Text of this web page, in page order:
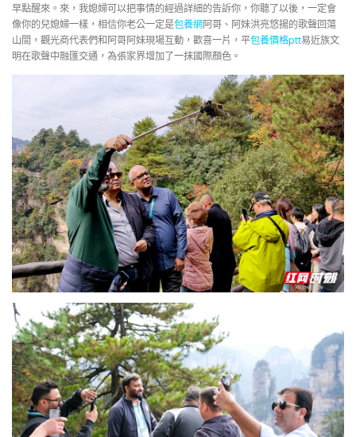
早點醒來。來，我媳婦可以把事情的經過詳細的告訴你，你聽了以後，一定會
像你的兒媳婦一樣，相信你老公一定是包養網阿哥、阿妹洪亮悠揚的歌聲回蕩
山間，觀光商代表們和阿哥阿妹現場互動，歡喜一片，平包養價格ptt易近族文
明在歌聲中融匯交通，為張家界增加了一抹國際顏色。